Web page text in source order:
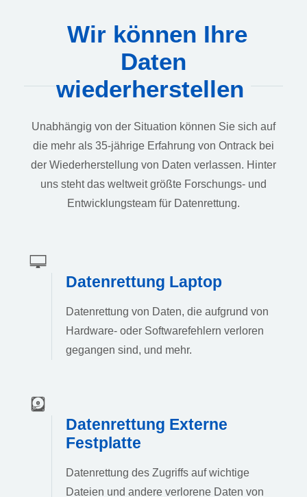
Wir können Ihre
Daten
wiederherstellen
Unabhängig von der Situation können Sie sich auf
die mehr als 35-jährige Erfahrung von Ontrack bei
der Wiederherstellung von Daten verlassen. Hinter
uns steht das weltweit größte Forschungs- und
Entwicklungsteam für Datenrettung.
Datenrettung Laptop
Datenrettung von Daten, die aufgrund von
Hardware- oder Softwarefehlern verloren
gegangen sind, und mehr.
Datenrettung Externe
Festplatte
Datenrettung des Zugriffs auf wichtige
Dateien und andere verlorene Daten von